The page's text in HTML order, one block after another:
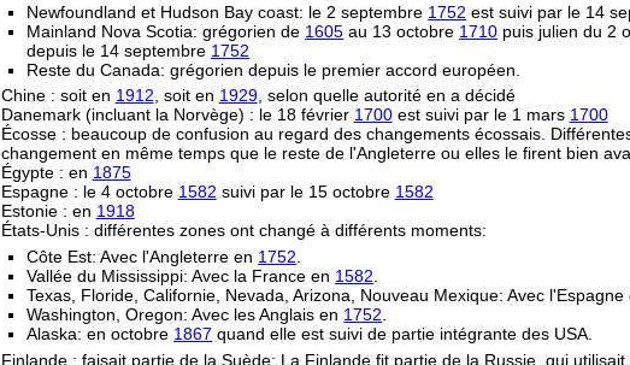
Newfoundland et Hudson Bay coast: le 2 septembre 1752 est suivi par le 14
Mainland Nova Scotia: grégorien de 1605 au 13 octobre 1710 puis julien du 2
depuis le 14 septembre 1752
Reste du Canada: grégorien depuis le premier accord européen.
Chine : soit en 1912, soit en 1929, selon quelle autorité en a décidé
Danemark (incluant la Norvège) : le 18 février 1700est suivi par le 1 mars 1700
Écosse : beaucoup de confusion au regard des changements écossais.
changement en même temps que le reste de l'Angleterre ou elles le firent bien
Égypte : en 1875
Espagne : le 4 octobre 1582 suivi par le 15 octobre 1582
Estonie : en 1918
États-Unis : différentes zones ont changé à différents moments:
Côte Est: Avec l'Angleterre en 1752.
Vallée du Mississippi: Avec la France en 1582.
Texas, Floride, Californie, Nevada, Arizona, Nouveau Mexique: Avec l'Espagne
Washington, Oregon: Avec les Anglais en 1752.
Alaska: en octobre 1867 quand elle est suivi de partie intégrante des USA.
Finlande : faisait partie de la Suède: La Finlande fit partie de la Russie, qui